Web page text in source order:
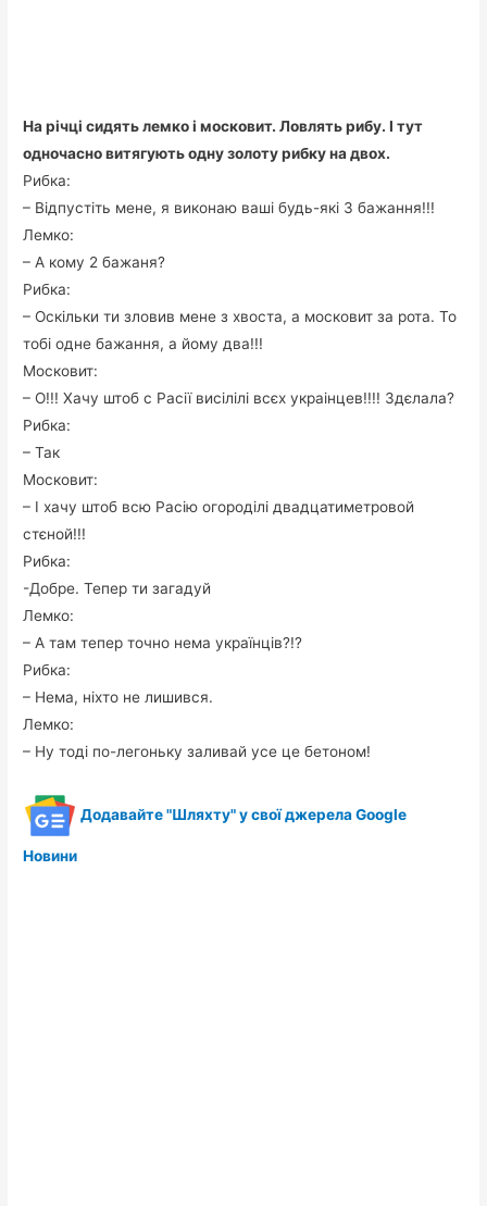
На річці сидять лемко і московит. Ловлять рибу. І тут
одночасно витягують одну золоту рибку на двох.
Рибка:
– Відпустіть мене, я виконаю ваші будь-які 3 бажання!!!
Лемко:
– А кому 2 бажаня?
Рибка:
– Оскільки ти зловив мене з хвоста, а московит за рота. То
тобі одне бажання, а йому два!!!
Московит:
– О!!! Хачу штоб с Расії висілілі всєх украінцев!!!! Здєлала?
Рибка:
– Так
Московит:
– І хачу штоб всю Расію огороділі двадцатиметровой
стєной!!!
Рибка:
-Добре. Тепер ти загадуй
Лемко:
– А там тепер точно нема українців?!?
Рибка:
– Нема, ніхто не лишився.
Лемко:
– Ну тоді по-легоньку заливай усе це бетоном!
Додавайте "Шляхту" у свої джерела Google
Новини